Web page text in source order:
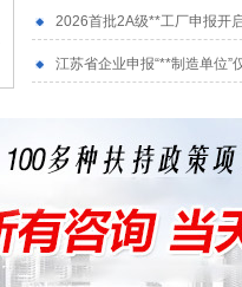
2026首批2A级**工厂申报开
江苏省企业申报“**制造单位”